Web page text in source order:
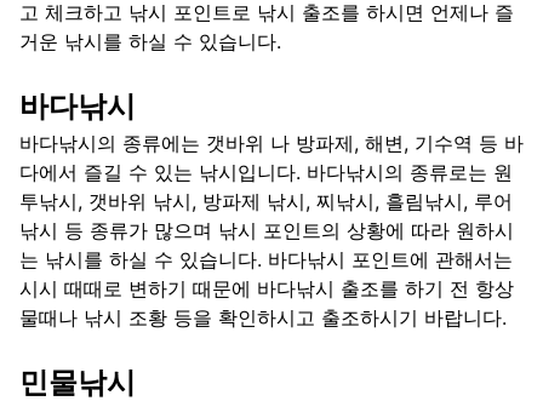
고 체크하고 낚시 포인트로 낚시 출조를 하시면 언제나 즐
거운 낚시를 하실 수 있습니다.
바다낚시
바다낚시의 종류에는 갯바위 나 방파제, 해변, 기수역 등 바
다에서 즐길 수 있는 낚시입니다. 바다낚시의 종류로는 원
투낚시, 갯바위 낚시, 방파제 낚시, 찌낚시, 흘림낚시, 루어
낚시 등 종류가 많으며 낚시 포인트의 상황에 따라 원하시
는 낚시를 하실 수 있습니다. 바다낚시 포인트에 관해서는
시시 때때로 변하기 때문에 바다낚시 출조를 하기 전 항상
물때나 낚시 조황 등을 확인하시고 출조하시기 바랍니다.
민물낚시